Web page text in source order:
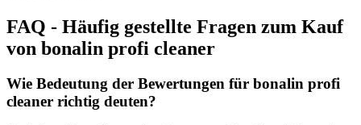
FAQ - Häufig gestellte Fragen zum Kauf
von bonalin profi cleaner
Wie Bedeutung der Bewertungen für bonalin profi
cleaner richtig deuten?